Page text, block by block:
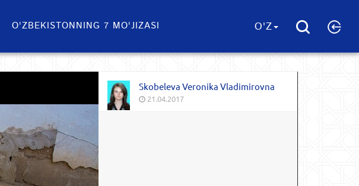
O'ZBEKISTONNING 7 MO'JIZASI O'Z
Skobeleva Veronika Vladimirovna
21.04.2017